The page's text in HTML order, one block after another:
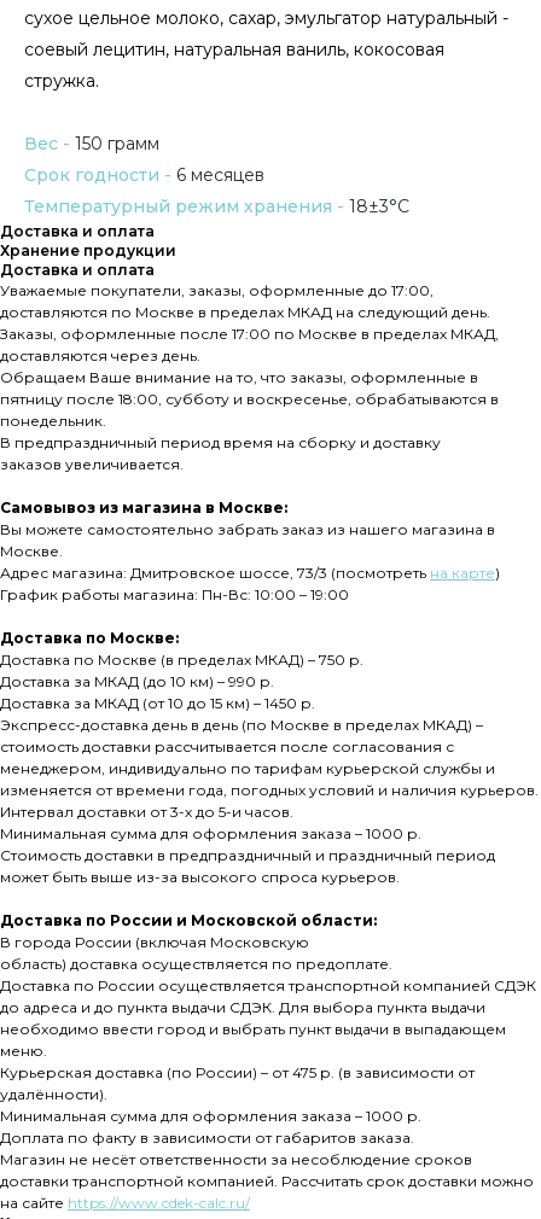
сухое цельное молоко, сахар, эмульгатор натуральный -
соевый лецитин, натуральная ваниль, кокосовая
стружка.
Вес - 150 грамм
Срок годности - 6 месяцев
Температурный режим хранения - 18±3°C
Доставка и оплата
Хранение продукции
Доставка и оплата
Уважаемые покупатели, заказы, оформленные до 17:00,
доставляются по Москве в пределах МКАД на следующий день.
Заказы, оформленные после 17:00 по Москве в пределах МКАД,
доставляются через день.
Обращаем Ваше внимание на то, что заказы, оформленные в
пятницу после 18:00, субботу и воскресенье, обрабатываются в
понедельник.
В предпраздничный период время на сборку и доставку
заказов увеличивается.
Самовывоз из магазина в Москве:
Вы можете самостоятельно забрать заказ из нашего магазина в
Москве.
Адрес магазина: Дмитровское шоссе, 73/3 (посмотреть на карте)
График работы магазина: Пн-Вс: 10:00 – 19:00
Доставка по Москве:
Доставка по Москве (в пределах МКАД) – 750 р.
Доставка за МКАД (до 10 км) – 990 р.
Доставка за МКАД (от 10 до 15 км) – 1450 р.
Экспресс-доставка день в день (по Москве в пределах МКАД) –
стоимость доставки рассчитывается после согласования с
менеджером, индивидуально по тарифам курьерской службы и
изменяется от времени года, погодных условий и наличия курьеров.
Интервал доставки от 3-х до 5-и часов.
Минимальная сумма для оформления заказа – 1000 р.
Стоимость доставки в предпраздничный и праздничный период
может быть выше из-за высокого спроса курьеров.
Доставка по России и Московской области:
В города России (включая Московскую
область) доставка осуществляется по предоплате.
Доставка по России осуществляется транспортной компанией СДЭК
до адреса и до пункта выдачи СДЭК. Для выбора пункта выдачи
необходимо ввести город и выбрать пункт выдачи в выпадающем
меню.
Курьерская доставка (по России) – от 475 р. (в зависимости от
удалённости).
Минимальная сумма для оформления заказа – 1000 р.
Доплата по факту в зависимости от габаритов заказа.
Магазин не несёт ответственности за несоблюдение сроков
доставки транспортной компанией. Рассчитать срок доставки можно
на сайте https://www.cdek-calc.ru/